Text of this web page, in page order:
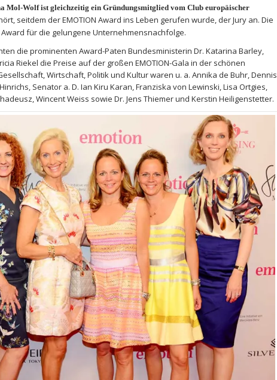
Wolf ist gleichzeitig ein Gründungsmitglied vom Club europäischer
seitdem der EMOTION Award ins Leben gerufen wurde, der Jury an. Die
für die gelungene Unternehmensnachfolge.
die prominenten Award-Paten Bundesministerin Dr. Katarina Barley,
Riekel die Preise auf der großen EMOTION-Gala in der schönen
Wirtschaft, Politik und Kultur waren u. a. Annika de Buhr, Dennis
Senator a. D. Ian Kiru Karan, Franziska von Lewinski, Lisa Ortgies,
Wincent Weiss sowie Dr. Jens Thiemer und Kerstin Heiligenstetter.